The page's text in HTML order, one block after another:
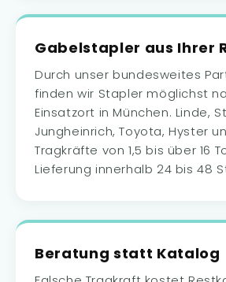
Gabelstapler aus Ihrer
Durch unser bundesweites
finden wir Stapler möglichst
Einsatzort in München. Linde,
Jungheinrich, Toyota, Hyster
Tragkräfte von 1,5 bis über 16
Lieferung innerhalb 24 bis 48
Beratung statt Katalog